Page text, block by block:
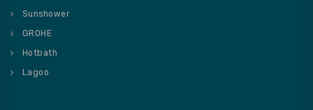
Sunshower
GROHE
Hotbath
Lagoo